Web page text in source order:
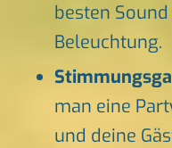
besten
Beleuchtung.
man eine
und deine